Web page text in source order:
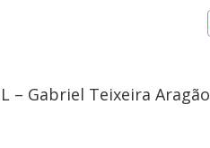
– Gabriel Teixeira Aragão